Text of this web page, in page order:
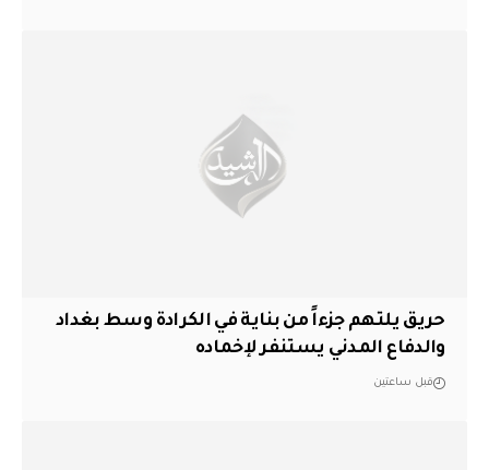
حريق يلتهم جزءاً من بناية في الكرادة وسط بغداد
والدفاع المدني يستنفر لإخماده
قبل ساعتين